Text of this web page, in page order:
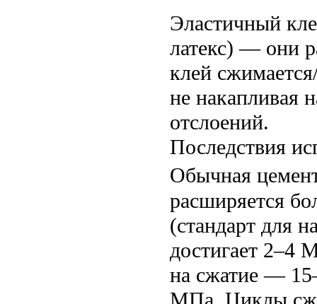
Эластичный
латекс) — они
клей
не накапливая
отслоений.
Последствия
Обычная
расширяется
(стандарт для
достигает 2–4
на сжатие —